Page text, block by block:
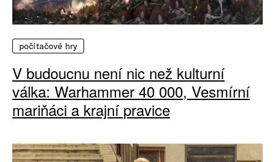
počítačové hry
V budoucnu není nic než kulturní
válka: Warhammer 40 000, Vesmírní
mariňáci a krajní pravice